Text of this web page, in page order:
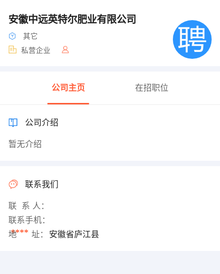
安徽中远英特尔肥业有限公司
其它
私营企业
公司主页 在招职位
公司介绍
暂无介绍
联系我们
联 系 人：
联系手机：
****
地 址： 安徽省庐江县